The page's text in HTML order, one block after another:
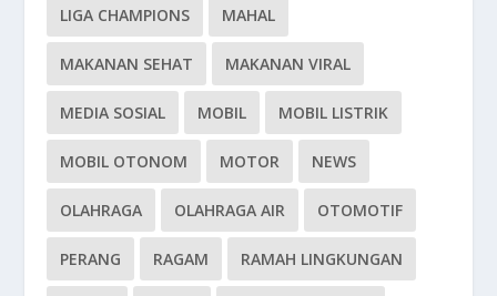
LIGA CHAMPIONS MAHAL
MAKANAN SEHAT MAKANAN VIRAL
MEDIA SOSIAL MOBIL MOBIL LISTRIK
MOBIL OTONOM MOTOR NEWS
OLAHRAGA OLAHRAGA AIR OTOMOTIF
PERANG RAGAM RAMAH LINGKUNGAN